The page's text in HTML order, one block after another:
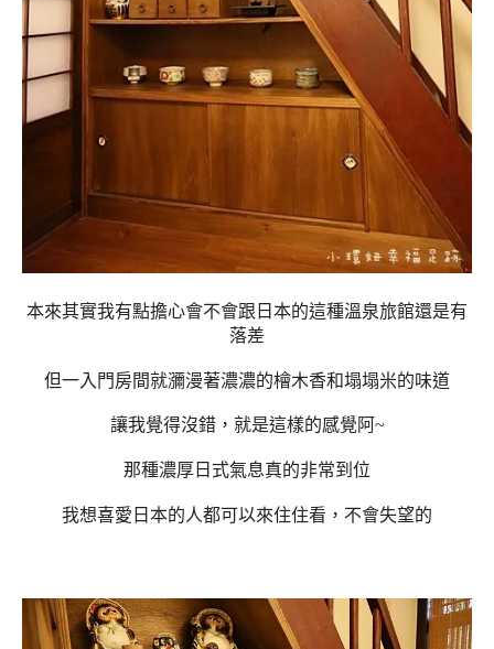
本來其實我有點擔心會不會跟日本的這種溫泉旅館還是有
落差
但一入門房間就瀰漫著濃濃的檜木香和塌塌米的味道
讓我覺得沒錯，就是這樣的感覺阿~
那種濃厚日式氣息真的非常到位
我想喜愛日本的人都可以來住住看，不會失望的